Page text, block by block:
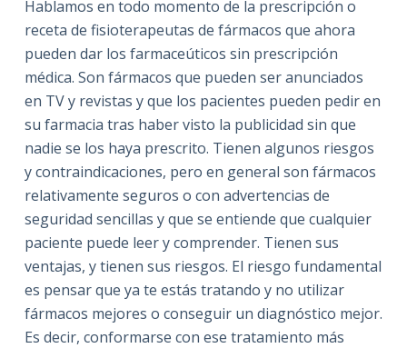
Hablamos en todo momento de la prescripción o
receta de fisioterapeutas de fármacos que ahora
pueden dar los farmaceúticos sin prescripción
médica. Son fármacos que pueden ser anunciados
en TV y revistas y que los pacientes pueden pedir en
su farmacia tras haber visto la publicidad sin que
nadie se los haya prescrito. Tienen algunos riesgos
y contraindicaciones, pero en general son fármacos
relativamente seguros o con advertencias de
seguridad sencillas y que se entiende que cualquier
paciente puede leer y comprender. Tienen sus
ventajas, y tienen sus riesgos. El riesgo fundamental
es pensar que ya te estás tratando y no utilizar
fármacos mejores o conseguir un diagnóstico mejor.
Es decir, conformarse con ese tratamiento más